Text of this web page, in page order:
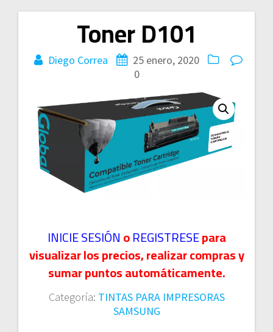
Toner D101
Diego Correa
25 enero, 2020
0
INICIE SESIÓNoREGISTRESEpara
visualizar los precios, realizar compras y
sumar puntos automáticamente.
Categoría: TINTAS PARA IMPRESORAS
SAMSUNG
Navegación
de
entradas